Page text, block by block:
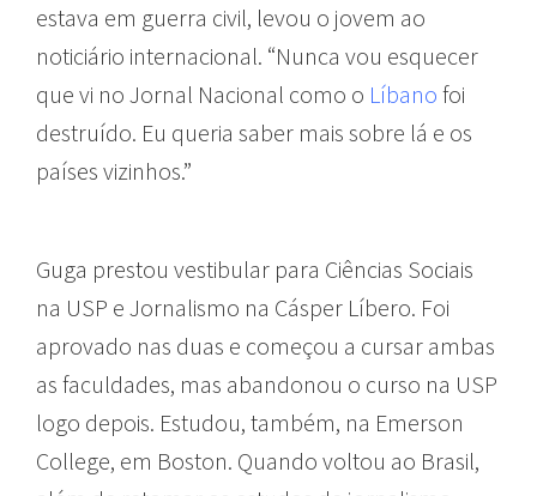
estava em guerra civil, levou o jovem ao
noticiário internacional. “Nunca vou esquecer
que vi no Jornal Nacional como o Líbano foi
destruído. Eu queria saber mais sobre lá e os
países vizinhos.”
Guga prestou vestibular para Ciências Sociais
na USP e Jornalismo na Cásper Líbero. Foi
aprovado nas duas e começou a cursar ambas
as faculdades, mas abandonou o curso na USP
logo depois. Estudou, também, na Emerson
College, em Boston. Quando voltou ao Brasil,